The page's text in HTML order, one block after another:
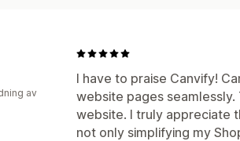
I have to praise Canvify!
website pages
website. I truly appreciate
not only simplifying my
av